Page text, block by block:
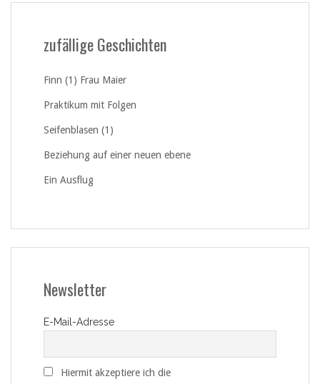
zufällige Geschichten
Finn (1) Frau Maier
Praktikum mit Folgen
Seifenblasen (1)
Beziehung auf einer neuen ebene
Ein Ausflug
Newsletter
E-Mail-Adresse
Hiermit akzeptiere ich die